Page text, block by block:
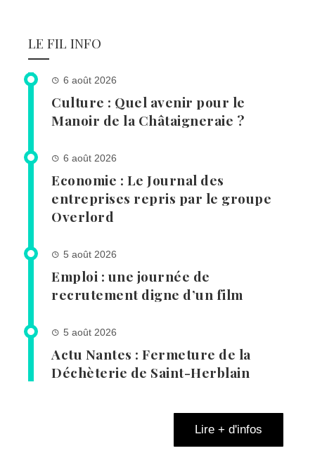
LE FIL INFO
6 août 2026
Culture : Quel avenir pour le
Manoir de la Châtaigneraie ?
6 août 2026
Economie : Le Journal des
entreprises repris par le groupe
Overlord
5 août 2026
Emploi : une journée de
recrutement digne d’un film
5 août 2026
Actu Nantes : Fermeture de la
Déchèterie de Saint-Herblain
Lire + d'infos